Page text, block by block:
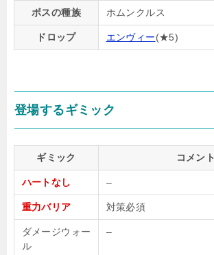
ボスの種族 ホムンクルス
ドロップ エンヴィー(★5)
登場するギミック
ギミック コメント
ハートなし –
重力バリア 対策必須
ダメージウォー
ル
–